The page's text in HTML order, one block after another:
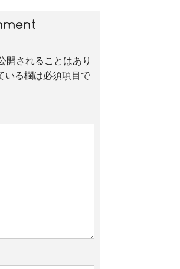
開されることはあり
いる欄は必須項目で